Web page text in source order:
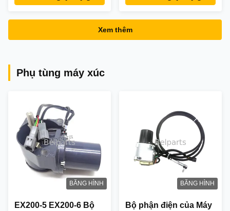
Xem thêm
Phụ tùng máy xúc
BĂNG HÌNH
EX200-5 EX200-6 Bộ
BĂNG HÌNH
Bộ phận điện của Máy